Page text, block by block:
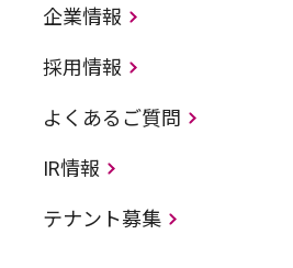
企業情報
採用情報
よくあるご質問
IR情報
テナント募集